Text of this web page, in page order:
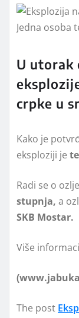
U utorak
crpke u
Kako je
eksploziji je
Radi se o
stupnja, a
SKB Mostar.
Više
The post